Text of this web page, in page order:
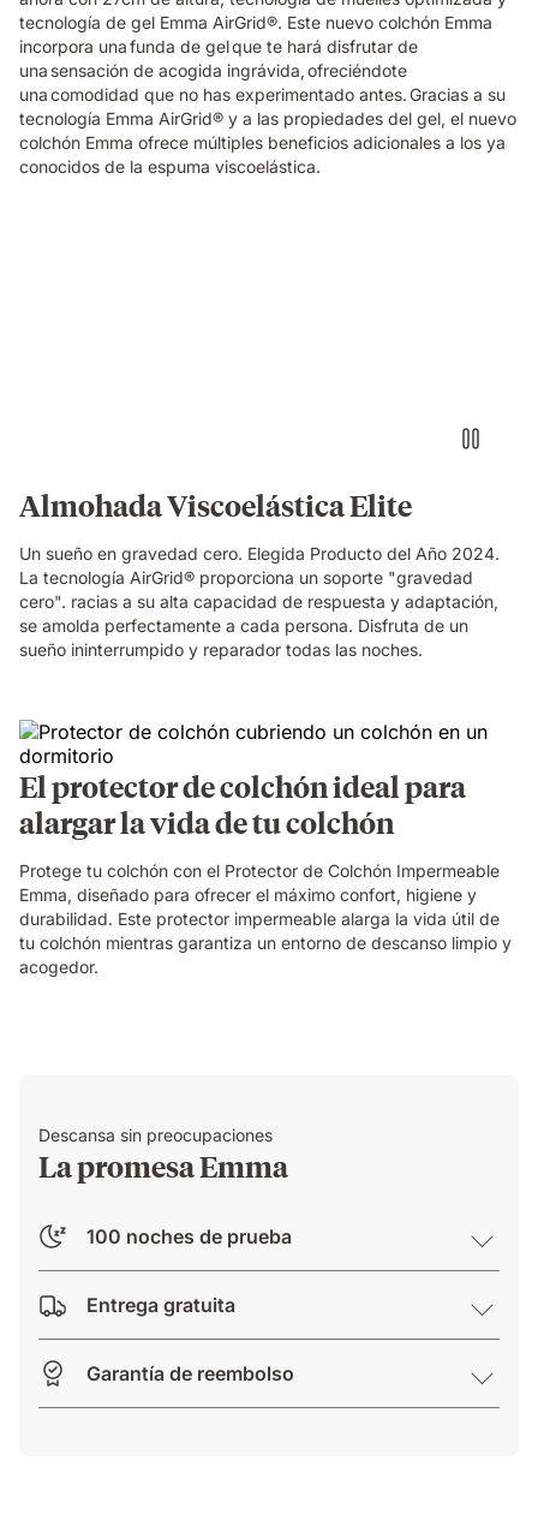
tecnología de gel Emma AirGrid®. Este nuevo colchón Emma
incorpora una funda de gel que te hará disfrutar de
una sensación de acogida ingrávida, ofreciéndote
una comodidad que no has experimentado antes. Gracias a su
tecnología Emma AirGrid® y a las propiedades del gel, el nuevo
colchón Emma ofrece múltiples beneficios adicionales a los ya
conocidos de la espuma viscoelástica.
dormir
Almohada Viscoelástica Elite
Un sueño en gravedad cero. Elegida Producto del Año 2024.
La tecnología AirGrid® proporciona un soporte "gravedad
cero". racias a su alta capacidad de respuesta y adaptación,
se amolda perfectamente a cada persona. Disfruta de un
sueño ininterrumpido y reparador todas las noches.
El protector de colchón ideal para
alargar la vida de tu colchón
Protege tu colchón con el Protector de Colchón Impermeable
Emma, diseñado para ofrecer el máximo confort, higiene y
durabilidad. Este protector impermeable alarga la vida útil de
tu colchón mientras garantiza un entorno de descanso limpio y
acogedor.
Descansa sin preocupaciones
La promesa Emma
100 noches de prueba
Entrega gratuita
Garantía de reembolso